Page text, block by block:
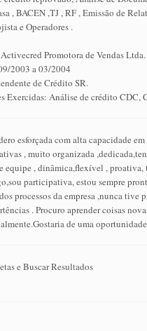
, BACEN ,TJ , RF , Emissão de
e Operadores .
Promotora de Vendas
2003 a 03/2004
de Crédito SR.
Exercidas: Análise de crédito CDC,
esforçada com alta capacidade
, muito organizada
equipe , dinâmica,flexível ,
participativa, estou sempre
processos da empresa ,nunca tive
. Procuro aprender coisas
de uma
e Buscar Resultados